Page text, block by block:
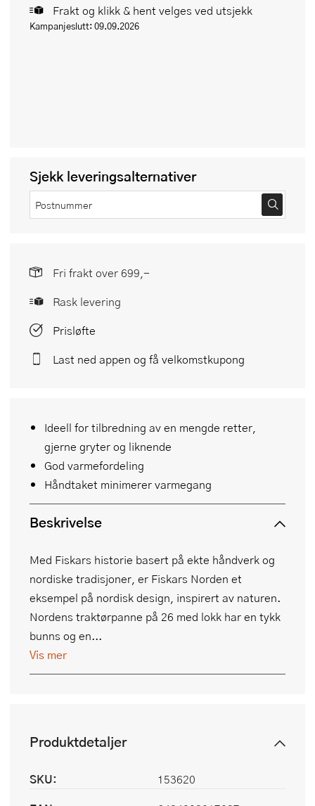
Frakt og klikk & hent velges ved utsjekk
Kampanjeslutt: 09.09.2026
Ideell for tilbredning av en mengde retter,
gjerne gryter og liknende
God varmefordeling
Håndtaket minimerer varmegang
Beskrivelse
Med Fiskars historie basert på ekte håndverk og
nordiske tradisjoner, er Fiskars Norden et
eksempel på nordisk design, inspirert av naturen.
Nordens traktørpanne på 26 med lokk har en tykk
bunns og en...
Vis mer
Sjekk leveringsalternativer
Fri frakt over 699,-
Rask levering
Prisløfte
Last ned appen og få velkomstkupong
Produktdetaljer
SKU:
153620